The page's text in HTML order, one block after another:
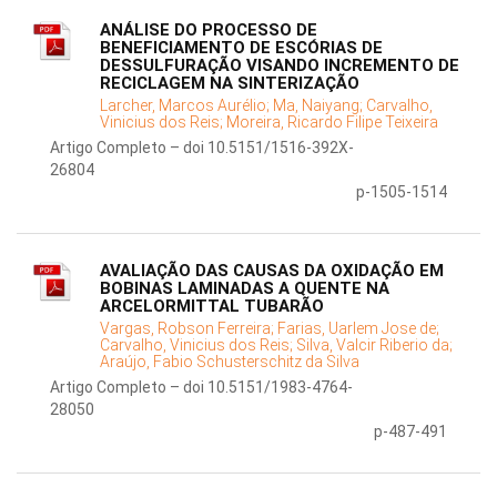
ANÁLISE DO PROCESSO DE
BENEFICIAMENTO DE ESCÓRIAS DE
DESSULFURAÇÃO VISANDO INCREMENTO DE
RECICLAGEM NA SINTERIZAÇÃO
Larcher, Marcos Aurélio; Ma, Naiyang; Carvalho,
Vinicius dos Reis; Moreira, Ricardo Filipe Teixeira
Artigo Completo – doi 10.5151/1516-392X-
26804
p-1505-1514
AVALIAÇÃO DAS CAUSAS DA OXIDAÇÃO EM
BOBINAS LAMINADAS A QUENTE NA
ARCELORMITTAL TUBARÃO
Vargas, Robson Ferreira; Farias, Uarlem Jose de;
Carvalho, Vinicius dos Reis; Silva, Valcir Riberio da;
Araújo, Fabio Schusterschitz da Silva
Artigo Completo – doi 10.5151/1983-4764-
28050
p-487-491